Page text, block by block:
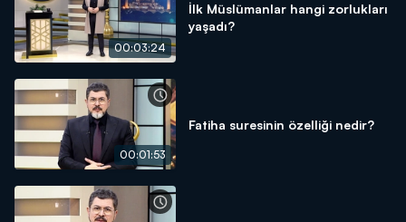
00:03:24
İlk Müslümanlar hangi zorlukları
yaşadı?
00:01:53
Fatiha suresinin özelliği nedir?